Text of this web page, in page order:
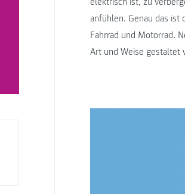
anfühlen. Genau das
Fahrrad und Motorrad.
Art und Weise gestaltet